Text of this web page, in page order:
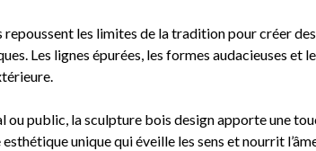
les limites de la tradition pour créer
Les lignes épurées, les formes audacieuses
public, la sculpture bois design apporte une
unique qui éveille les sens et nourrit